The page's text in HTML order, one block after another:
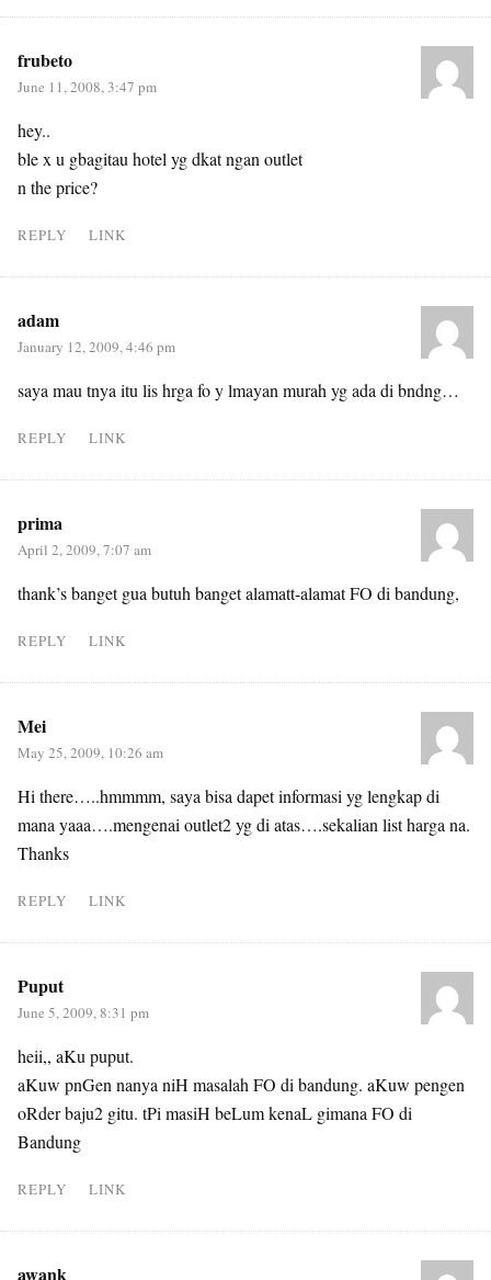
frubeto
June 11, 2008, 3:47 pm
hey..
ble x u gbagitau hotel yg dkat ngan outlet
n the price?
REPLY LINK
adam
January 12, 2009, 4:46 pm
saya mau tnya itu lis hrga fo y lmayan murah yg ada di bndng…
REPLY LINK
prima
April 2, 2009, 7:07 am
thank’s banget gua butuh banget alamatt-alamat FO di bandung,
REPLY LINK
Mei
May 25, 2009, 10:26 am
Hi there…..hmmmm, saya bisa dapet informasi yg lengkap di
mana yaaa….mengenai outlet2 yg di atas….sekalian list harga na.
Thanks
REPLY LINK
Puput
June 5, 2009, 8:31 pm
heii,, aKu puput.
aKuw pnGen nanya niH masalah FO di bandung. aKuw pengen
oRder baju2 gitu. tPi masiH beLum kenaL gimana FO di
Bandung
REPLY LINK
awank